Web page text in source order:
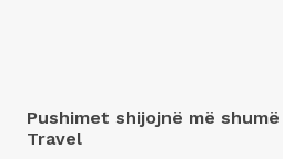
Pushimet shijojnë më shumë
Travel